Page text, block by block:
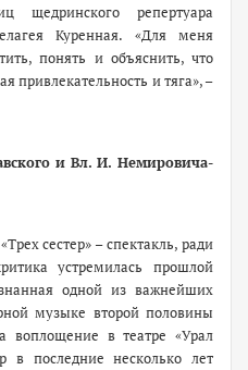
щедринского репертуара
Куренная. «Для меня
понять и объяснить, что
привлекательность и тяга», –
и Вл. И. Немировича-
сестер» – спектакль, ради
устремилась прошлой
одной из важнейших
музыке второй половины
воплощение в театре «Урал
в последние несколько лет